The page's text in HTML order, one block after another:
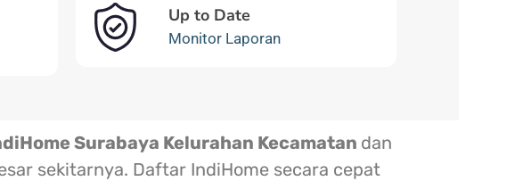
Up to Date
Monitor Laporan
Surabaya Kelurahan Kecamatan dan
sekitarnya. Daftar IndiHome secara cepat